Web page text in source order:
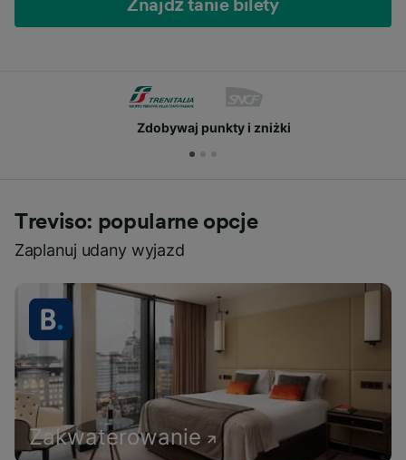
Znajdź tanie bilety
Zdobywaj punkty i zniżki
Treviso: popularne opcje
Zaplanuj udany wyjazd
Zakwaterowanie